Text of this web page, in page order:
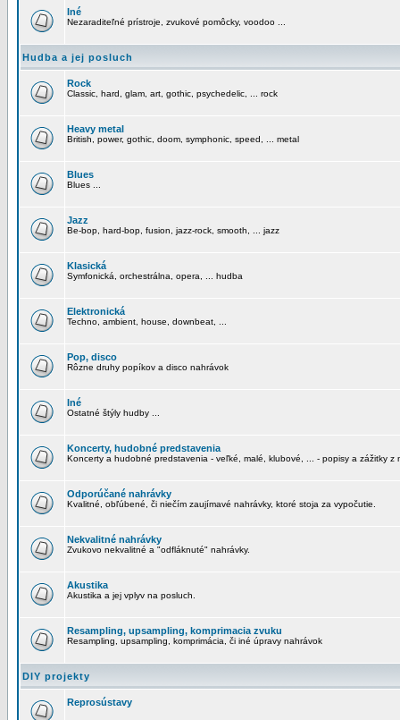
Iné
Nezaraditeľné prístroje, zvukové pomôcky, voodoo ...
Hudba a jej posluch
Rock
Classic, hard, glam, art, gothic, psychedelic, ... rock
Heavy metal
British, power, gothic, doom, symphonic, speed, ... metal
Blues
Blues ...
Jazz
Be-bop, hard-bop, fusion, jazz-rock, smooth, ... jazz
Klasická
Symfonická, orchestrálna, opera, ... hudba
Elektronická
Techno, ambient, house, downbeat, ...
Pop, disco
Rôzne druhy popíkov a disco nahrávok
Iné
Ostatné štýly hudby ...
Koncerty, hudobné predstavenia
Koncerty a hudobné predstavenia - veľké, malé, klubové, ... - popisy a zážitky z
Odporúčané nahrávky
Kvalitné, obľúbené, či niečím zaujímavé nahrávky, ktoré stoja za vypočutie.
Nekvalitné nahrávky
Zvukovo nekvalitné a "odfláknuté" nahrávky.
Akustika
Akustika a jej vplyv na posluch.
Resampling, upsampling, komprimacia zvuku
Resampling, upsampling, komprimácia, či iné úpravy nahrávok
DIY projekty
Reprosústavy